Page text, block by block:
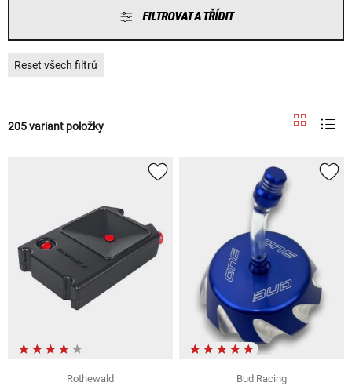
FILTROVAT A TŘÍDIT
Reset všech filtrů
205 variant položky
Rothewald
Bud Racing